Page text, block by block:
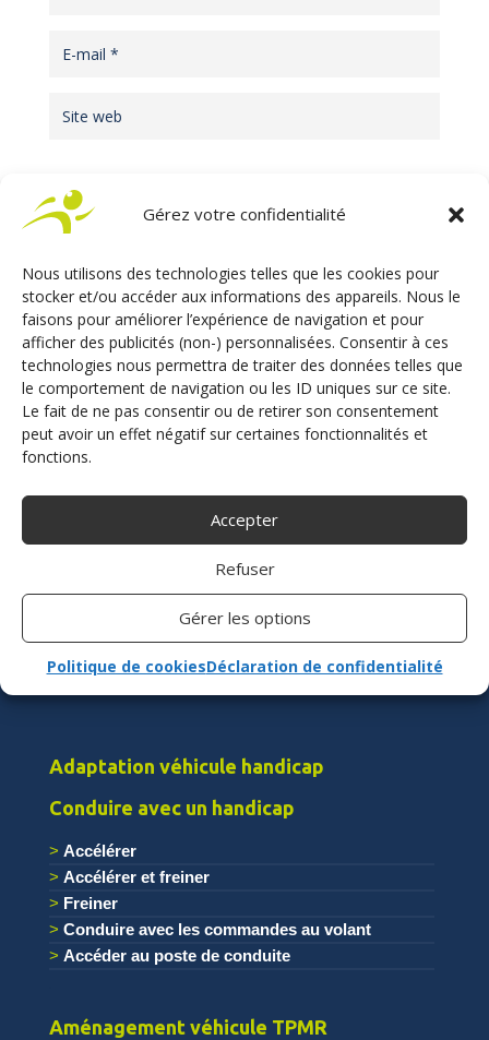
Gérez votre confidentialité
Nous utilisons des technologies telles que les cookies pour
stocker et/ou accéder aux informations des appareils. Nous le
faisons pour améliorer l’expérience de navigation et pour
afficher des publicités (non-) personnalisées. Consentir à ces
technologies nous permettra de traiter des données telles que
le comportement de navigation ou les ID uniques sur ce site.
Le fait de ne pas consentir ou de retirer son consentement
peut avoir un effet négatif sur certaines fonctionnalités et
fonctions.
Accepter
Refuser
Gérer les options
Politique de cookiesDéclaration de confidentialité
Fabricant français de solutions handiconduite et
Contactez-nous
Adaptation véhicule handicap
Conduire avec un handicap
Accélérer
Accélérer et freiner
Freiner
Conduire avec les commandes au volant
Accéder au poste de conduite
Aménagement véhicule TPMR